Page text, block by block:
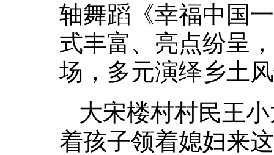
轴舞蹈《幸福中国
式丰富、亮点纷呈
场，多元演绎乡土
大宋楼村村民王
着孩子领着媳妇来